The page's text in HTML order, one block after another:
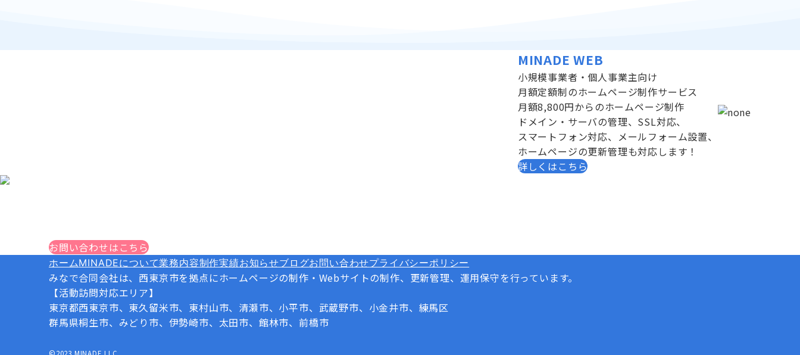
MINADE WEB
小規模事業者・個人事業主向け
月額定額制のホームページ制作サービス
月額8,800円からのホームページ制作
ドメイン・サーバの管理、SSL対応、
スマートフォン対応、メールフォーム設置、
ホームページの更新管理も対応します！
詳しくはこちら
お問い合わせはこちら
ホームMINADEについて業務内容制作実績お知らせブログお問い合わせプライバシーポリシー
みなで合同会社は、西東京市を拠点にホームページの制作・Webサイトの制作、更新管理、運用保守を行っています。
【活動訪問対応エリア】
東京都西東京市、東久留米市、東村山市、清瀬市、小平市、武蔵野市、小金井市、練馬区
群馬県桐生市、みどり市、伊勢崎市、太田市、館林市、前橋市